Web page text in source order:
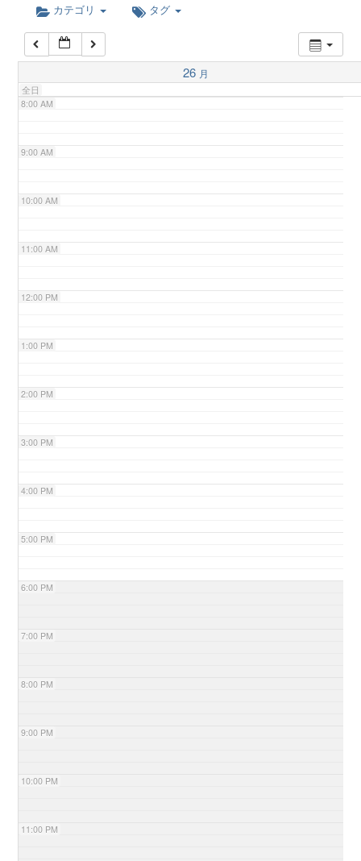
i
カテゴリ タグ
26 月
全日
6:00 AM
7:00 AM
8:00 AM
9:00 AM
10:00 AM
11:00 AM
12:00 PM
1:00 PM
2:00 PM
3:00 PM
4:00 PM
5:00 PM
6:00 PM
7:00 PM
8:00 PM
9:00 PM
10:00 PM
11:00 PM